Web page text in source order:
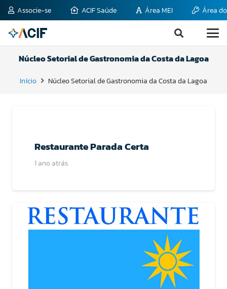
Associe-se ACIF Saúde Área MEI Área
Núcleo Setorial de Gastronomia da Costa da Lagoa
Início Núcleo Setorial de Gastronomia da Costa da Lagoa
Restaurante Parada Certa
1 ano atrás